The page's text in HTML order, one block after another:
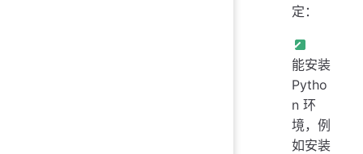
定：
能安装
Pytho
n 环
境，例
如安装